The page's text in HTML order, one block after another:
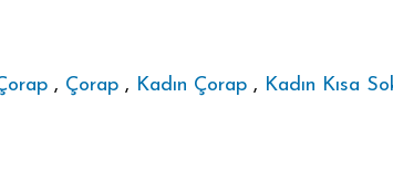
, Çorap , Kadın Çorap , Kadın Kısa